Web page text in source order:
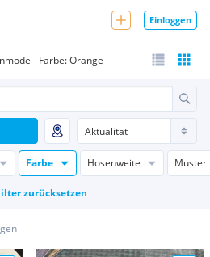
Einloggen
- Farbe: Orange
Farbe Hosenweite Muster
zurücksetzen